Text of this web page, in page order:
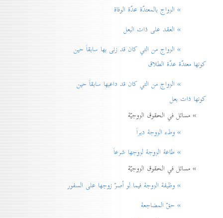
» الزواج بالمعتدّة عدّة الوفاة
» العقد على ذات البعل
» الزواج من التي كان قد زنی بها سابقاً حين
كونها معتدّة عدّة الطلاق
» الزواج من التي كان قد داعبها سابقاً حين
كونها ذات بعل
» مسائل في الحقوق الزوجيّة
» وطء الزوجة دبراً
» طاعة الزوجة لزوجها شرعاً
» مسائل في الحقوق الزوجيّة
» وظيفة الزوجة فيما لو أصرّ زوجها على السفور
» حقّ المضاجعة